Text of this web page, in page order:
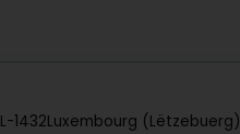
L-1432Luxembourg (Lëtzebuerg)